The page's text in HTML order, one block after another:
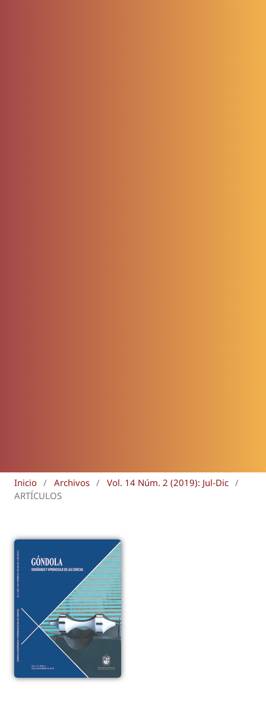
Inicio / Archivos / Vol. 14 Núm. 2 (2019): Jul-Dic /
ARTÍCULOS